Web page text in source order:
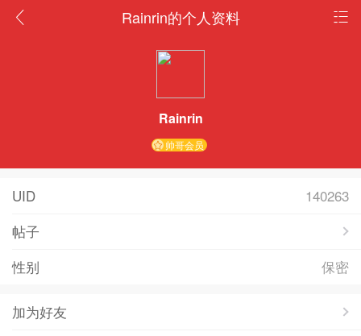
Rainrin的个人资料
Rainrin
帅哥会员
UID
140263
帖子
性别
保密
加为好友